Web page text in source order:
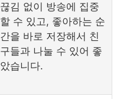
끊김 없이 방송에 집중
할 수 있고, 좋아하는 순
간을 바로 저장해서 친
구들과 나눌 수 있어 좋
았습니다.